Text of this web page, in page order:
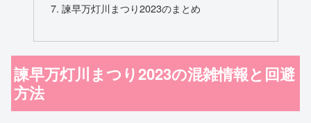
諫早万灯川まつり2023のまとめ
諫早万灯川まつり2023の混雑情報と回避
方法